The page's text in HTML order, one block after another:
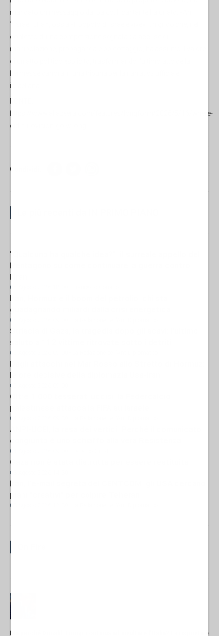
mandato un messaggio dal palco. Il cantante ha urlato: «Am
Yisrael Chai», ossia «Il popolo di Israele vive». Un grido che, nel
contesto di una competizione segnata da accuse di
manipolazione, propaganda e boicottaggio, ha assunto il valore
di un atto politico esplicito, trasformando l'ultimo atto della
israeliana.
https://www.aljazeera.com/features/longform/2026/5/16/where-
did-eurovision-go-wrong
Condividi:
"Qualcuno ha qualche idea?": il surreale appello del
Pentagono su come continuare la guerra contro
l'Iran
05 Agosto 2026 18:00
Iran, Hormuz e il boom del petrolio: chi sta
guadagnando miliardi dalla crisi energetica
05 Agosto 2026 09:00
Striscia di Gaza, la tragedia dopo gli scavi: l'ultimo
saluto a 112 vittime ritrovate sotto i detriti
05 Agosto 2026 09:00
Dagli attacchi nel Mar Rosso allo Stretto di Hormuz:
le ore decisive della diplomazia Usa-Iran
05 Agosto 2026 09:00
Oltre 1.000 tesserati uccisi: la Federcalcio
palestinese attacca la FIFA su Israele
04 Agosto 2026 09:30
ANPI-UCEI, la resa dei vertici: Perché il comunicato
congiunto è uno schiaffo alla vera Resistenza
04 Agosto 2026 09:00
Gaza non è stata distrutta per essere restituita
03 Agosto 2026 14:30
Iran, l'e-mail segreta del CENTCOM: gli USA cercano
piani "creativi" per colpire Teheran
03 Agosto 2026 12:30
Ma perché Donald Trump continua ad insultare l'Italia? La risposta è